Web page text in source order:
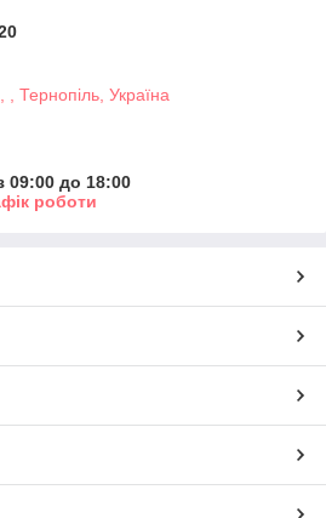
, Тернопіль, Україна
09:00 до 18:00
роботи